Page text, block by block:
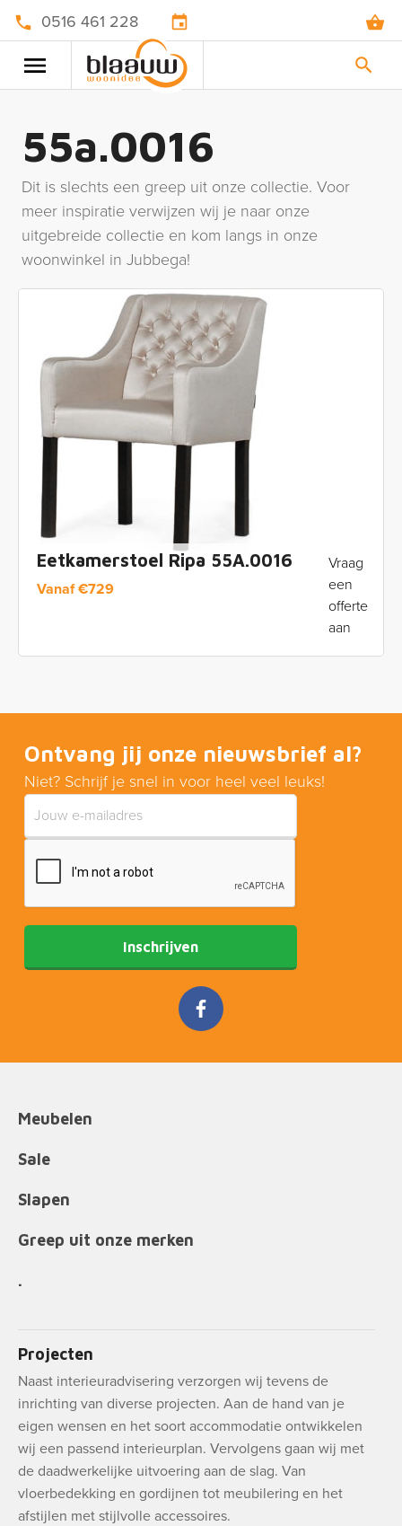
0516 461 228
55a.0016
Dit is slechts een greep uit onze collectie. Voor
meer inspiratie verwijzen wij je naar onze
uitgebreide collectie en kom langs in onze
woonwinkel in Jubbega!
Eetkamerstoel Ripa 55A.0016
Vanaf€729
Vraag
een
offerte
aan
Ontvang jij onze nieuwsbrief al?
Niet? Schrijf je snel in voor heel veel leuks!
Inschrijven
Meubelen
Sale
Slapen
Greep uit onze merken
.
Projecten
Naast interieuradvisering verzorgen wij tevens de
inrichting van diverse projecten. Aan de hand van je
eigen wensen en het soort accommodatie ontwikkelen
wij een passend interieurplan. Vervolgens gaan wij met
de daadwerkelijke uitvoering aan de slag. Van
vloerbedekking en gordijnen tot meubilering en het
afstijlen met stijlvolle accessoires.